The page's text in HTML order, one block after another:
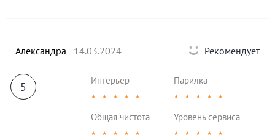
Александра 14.03.2024 Рекомендует
5 Интерьер
★ ★ ★ ★ ★
Парилка
★ ★ ★ ★ ★
Общая чистота
★ ★ ★ ★ ★
Уровень сервиса
★ ★ ★ ★ ★